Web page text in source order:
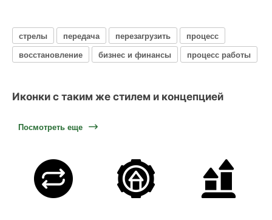
стрелы передача перезагрузить
процесс
восстановление
бизнес и финансы процесс работы
Иконки с таким же стилем и концепцией
Посмотреть еще